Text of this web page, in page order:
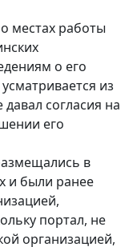
местах работы
о его
из
согласия на
его
в
и были ранее
портал, не
организацией,